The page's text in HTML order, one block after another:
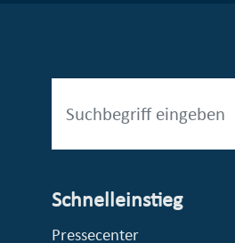
Schnelleinstieg
Pressecenter
© Stadt Essen, Presse- und Kommunikationsamt